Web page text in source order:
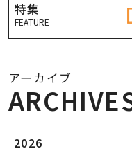
特集
FEATURE
アーカイブ
2026